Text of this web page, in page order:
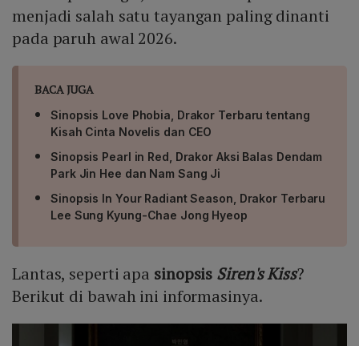
menjadi salah satu tayangan paling dinanti
pada paruh awal 2026.
BACA JUGA
Sinopsis Love Phobia, Drakor Terbaru tentang
Kisah Cinta Novelis dan CEO
Sinopsis Pearl in Red, Drakor Aksi Balas Dendam
Park Jin Hee dan Nam Sang Ji
Sinopsis In Your Radiant Season, Drakor Terbaru
Lee Sung Kyung-Chae Jong Hyeop
Lantas, seperti apa sinopsis Siren's Kiss?
Berikut di bawah ini informasinya.